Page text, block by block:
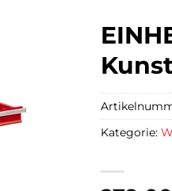
Kategorie: